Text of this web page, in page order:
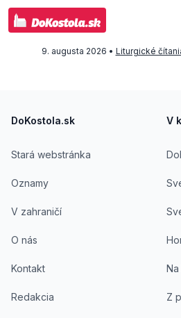
9. augusta 2026 • Liturgické
DoKostola.sk
Stará webstránka
Oznamy
V zahraničí
O nás
Kontakt
Redakcia
V
Z